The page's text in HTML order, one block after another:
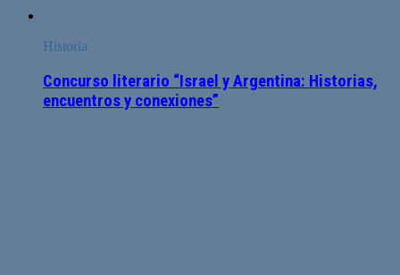
Historia
Concurso literario “Israel y Argentina: Historias,
encuentros y conexiones”